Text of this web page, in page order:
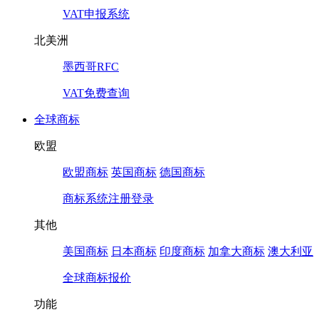
VAT申报系统
北美洲
墨西哥RFC
VAT免费查询
全球商标
欧盟
欧盟商标 英国商标 德国商标
商标系统注册登录
其他
美国商标 日本商标 印度商标 加拿大商标 澳大利亚
全球商标报价
功能